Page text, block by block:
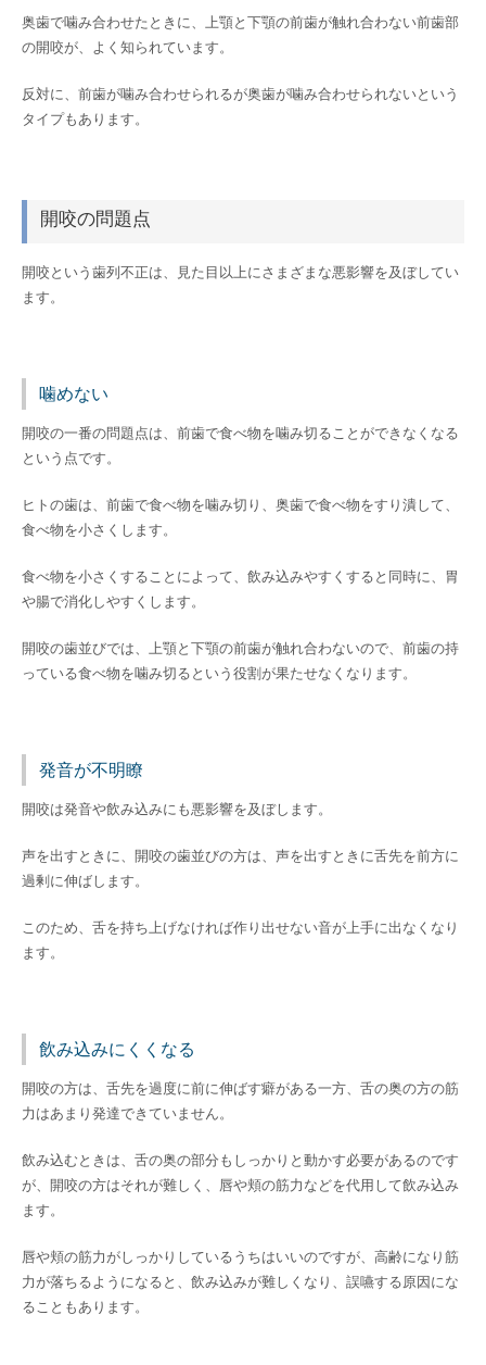
奥歯で噛み合わせたときに、上顎と下顎の前歯が触れ合わない前歯部
の開咬が、よく知られています。
反対に、前歯が噛み合わせられるが奥歯が噛み合わせられないという
タイプもあります。
開咬の問題点
開咬という歯列不正は、見た目以上にさまざまな悪影響を及ぼしてい
ます。
噛めない
開咬の一番の問題点は、前歯で食べ物を噛み切ることができなくなる
という点です。
ヒトの歯は、前歯で食べ物を噛み切り、奥歯で食べ物をすり潰して、
食べ物を小さくします。
食べ物を小さくすることによって、飲み込みやすくすると同時に、胃
や腸で消化しやすくします。
開咬の歯並びでは、上顎と下顎の前歯が触れ合わないので、前歯の持
っている食べ物を噛み切るという役割が果たせなくなります。
発音が不明瞭
開咬は発音や飲み込みにも悪影響を及ぼします。
声を出すときに、開咬の歯並びの方は、声を出すときに舌先を前方に
過剰に伸ばします。
このため、舌を持ち上げなければ作り出せない音が上手に出なくなり
ます。
飲み込みにくくなる
開咬の方は、舌先を過度に前に伸ばす癖がある一方、舌の奥の方の筋
力はあまり発達できていません。
飲み込むときは、舌の奥の部分もしっかりと動かす必要があるのです
が、開咬の方はそれが難しく、唇や頬の筋力などを代用して飲み込み
ます。
唇や頬の筋力がしっかりしているうちはいいのですが、高齢になり筋
力が落ちるようになると、飲み込みが難しくなり、誤嚥する原因にな
ることもあります。